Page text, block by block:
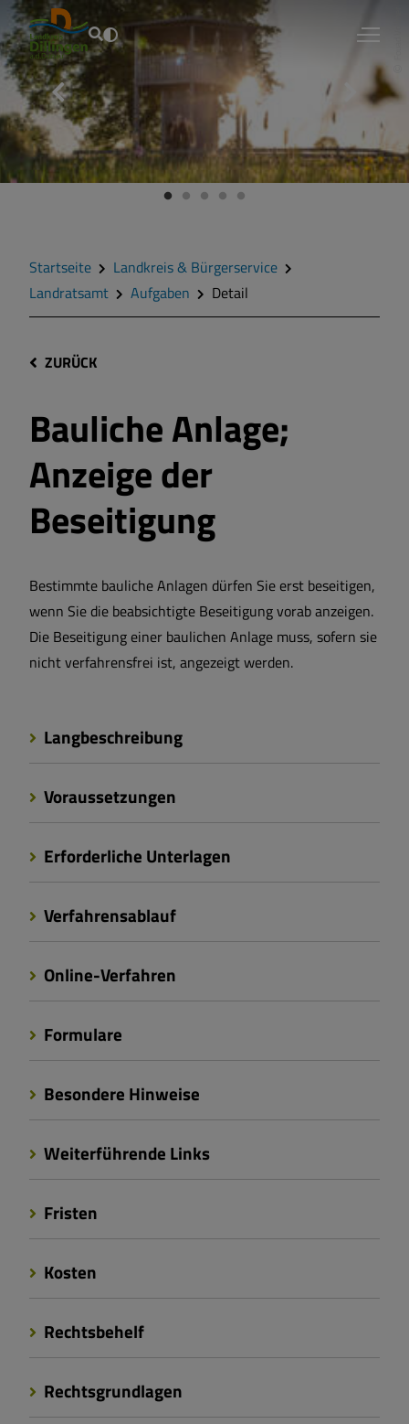
Fouad Vollmer
Startseite
Landkreis & Bürgerservice
Landratsamt
Aufgaben Detail
ZURÜCK
Bauliche Anlage;
Anzeige der
Beseitigung
Bestimmte bauliche Anlagen dürfen Sie erst beseitigen,
wenn Sie die beabsichtigte Beseitigung vorab anzeigen.
Die Beseitigung einer baulichen Anlage muss, sofern sie
nicht verfahrensfrei ist, angezeigt werden.
Langbeschreibung
Voraussetzungen
Erforderliche Unterlagen
Verfahrensablauf
Online-Verfahren
Formulare
Besondere Hinweise
Weiterführende Links
Fristen
Kosten
Rechtsbehelf
Rechtsgrundlagen